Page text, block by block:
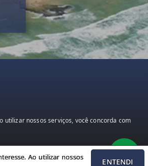
nossos serviços, você concorda com
Ao utilizar nossos
ENTENDI